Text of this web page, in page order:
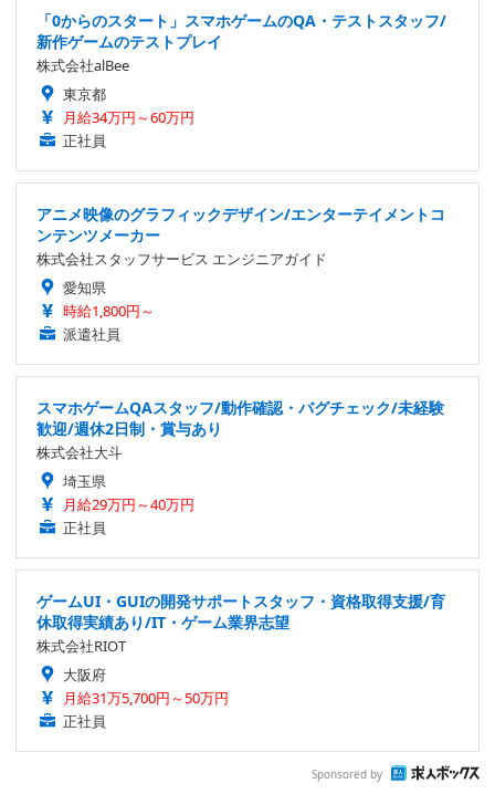
「0からのスタート」スマホゲームのQA・テストスタッフ/
新作ゲームのテストプレイ
株式会社alBee
東京都
月給34万円～60万円
正社員
アニメ映像のグラフィックデザイン/エンターテイメントコ
ンテンツメーカー
株式会社スタッフサービス エンジニアガイド
愛知県
時給1,800円～
派遣社員
スマホゲームQAスタッフ/動作確認・バグチェック/未経験
歓迎/週休2日制・賞与あり
株式会社大斗
埼玉県
月給29万円～40万円
正社員
ゲームUI・GUIの開発サポートスタッフ・資格取得支援/育
休取得実績あり/IT・ゲーム業界志望
株式会社RIOT
大阪府
月給31万5,700円～50万円
正社員
Sponsored by